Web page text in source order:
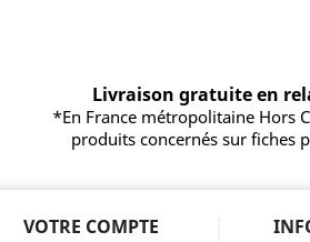
Livraison gratuite en
*En France métropolitaine Hors
produits concernés sur fiches
VOTRE COMPTE